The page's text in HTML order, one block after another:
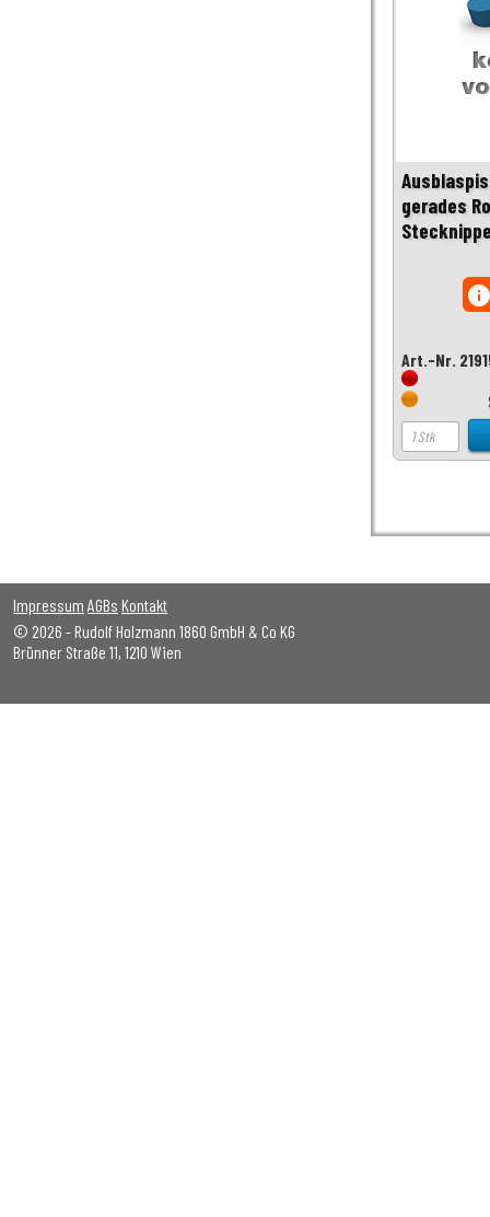
gerades
Art.-Nr.
Impressum AGBs Kontakt
© 2026 - Rudolf Holzmann 1860 GmbH & Co KG
Brünner Straße 11, 1210 Wien